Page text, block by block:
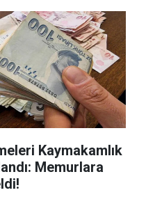
Kaymakamlık
Memurlara